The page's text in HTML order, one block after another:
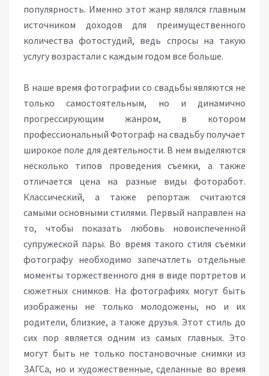
популярность. Именно этот жанр являлся главным
источником доходов для преимущественного
количества фотостудий, ведь спросы на такую
услугу возрастали с каждым годом все больше.
В наше время фотографии со свадьбы являются не
только самостоятельным, но и динамично
прогрессирующим жанром, в котором
профессиональный Фотограф на свадьбу получает
широкое поле для деятельности. В нем выделяются
несколько типов проведения съемки, а также
отличается цена на разные виды фоторабот.
Классический, а также репортаж считаются
самыми основными стилями. Первый направлен на
то, чтобы показать любовь новоиспеченной
супружеской пары. Во время такого стиля съемки
фотографу необходимо запечатлеть отдельные
моменты торжественного дня в виде портретов и
сюжетных снимков. На фотографиях могут быть
изображены не только молодожены, но и их
родители, близкие, а также друзья. Этот стиль до
сих пор является одним из самых главных. Это
могут быть не только постановочные снимки из
ЗАГСа, но и художественные, сделанные во время